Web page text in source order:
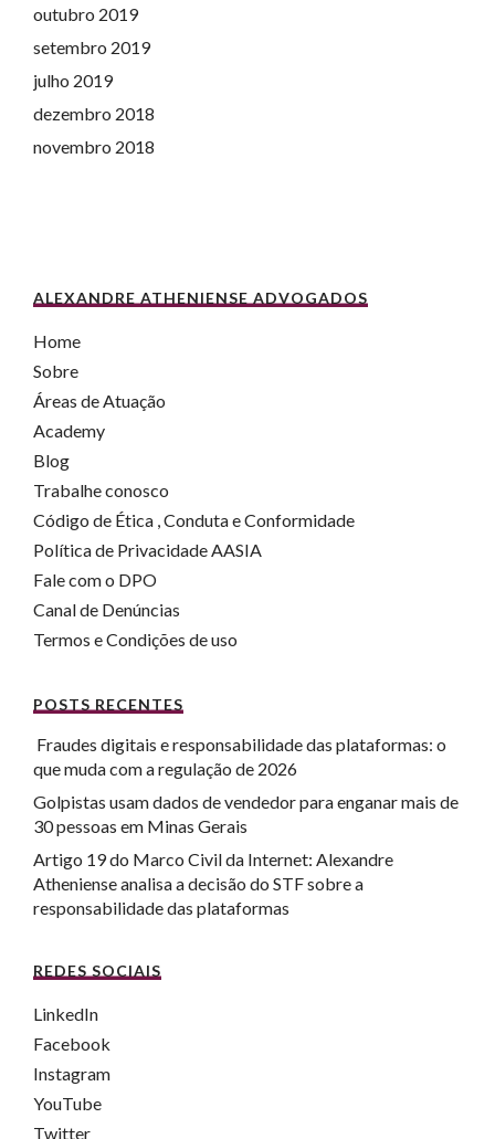
outubro 2019
setembro 2019
julho 2019
dezembro 2018
novembro 2018
ALEXANDRE ATHENIENSE ADVOGADOS
Home
Sobre
Áreas de Atuação
Academy
Blog
Trabalhe conosco
Código de Ética , Conduta e Conformidade
Política de Privacidade AASIA
Fale com o DPO
Canal de Denúncias
Termos e Condições de uso
POSTS RECENTES
Fraudes digitais e responsabilidade das plataformas: o
que muda com a regulação de 2026
Golpistas usam dados de vendedor para enganar mais de
30 pessoas em Minas Gerais
Artigo 19 do Marco Civil da Internet: Alexandre
Atheniense analisa a decisão do STF sobre a
responsabilidade das plataformas
REDES SOCIAIS
LinkedIn
Facebook
Instagram
YouTube
Twitter